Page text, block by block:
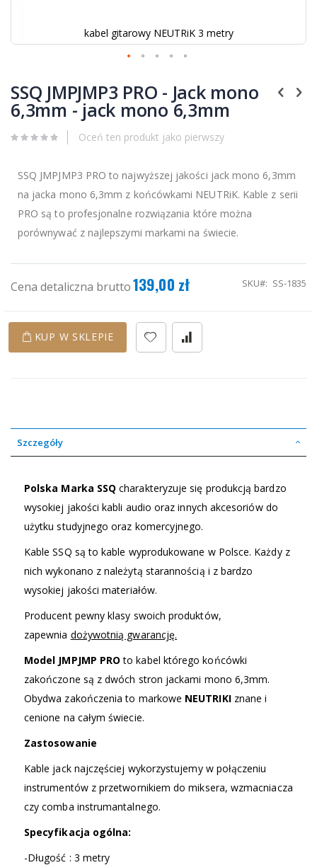
kabel gitarowy NEUTRiK 3 metry
na
początek
galerii
SSQ JMPJMP3 PRO - Jack mono
6,3mm - jack mono 6,3mm
Oceń ten produkt jako pierwszy
SSQ JMPJMP3 PRO to najwyższej jakości jack mono 6,3mm
na jacka mono 6,3mm z końcówkami NEUTRiK. Kable z serii
PRO są to profesjonalne rozwiązania które można
porównywać z najlepszymi markami na świecie.
Cena detaliczna brutto139,00 zł SKU SS-1835
KUP W SKLEPIE
Szczegóły
Polska Marka SSQ charakteryzuje się produkcją bardzo
wysokiej jakości kabli audio oraz innych akcesoriów do
użytku studyjnego oraz komercyjnego.
Kable SSQ są to kable wyprodukowane w Polsce. Każdy z
nich wykonano z należytą starannością i z bardzo
wysokiej jakości materiałów.
Producent pewny klasy swoich produktów,
zapewnia dożywotnią gwarancję.
Model JMPJMP PRO to kabel którego końcówki
zakończone są z dwóch stron jackami mono 6,3mm.
Obydwa zakończenia to markowe NEUTRIKIznane i
cenione na całym świecie.
Zastosowanie
Kable jack najczęściej wykorzystujemy w połączeniu
instrumentów z przetwornikiem do miksera, wzmacniacza
czy comba instrumantalnego.
Specyfikacja ogólna:
-Długość : 3 metry